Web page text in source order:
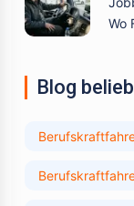
Wo
Blog